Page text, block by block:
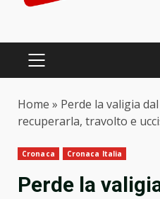
PRIMARY
Home » Perde la valigia
recuperarla, travolto e
Cronaca Cronaca Italia
Perde la